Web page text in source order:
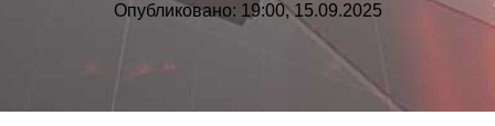
Опубликовано: 19:00, 15.09.2025
Контакт»